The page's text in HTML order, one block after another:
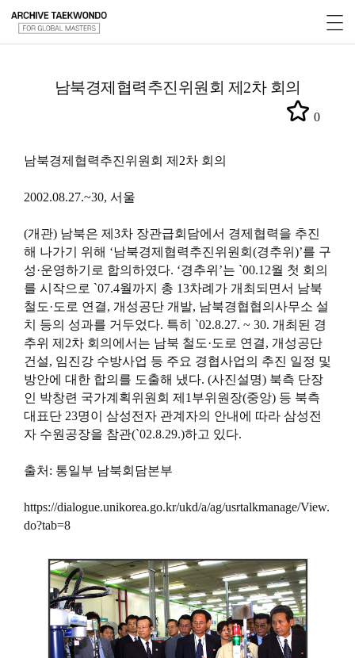
남북경제협력추진위원회 제2차 회의
0
남북경제협력추진위원회 제2차 회의
2002.08.27.~30, 서울
(개관) 남북은 제3차 장관급회담에서 경제협력을 추진
해 나가기 위해 ‘남북경제협력추진위원회(경추위)’를 구
성·운영하기로 합의하였다. ‘경추위’는 `00.12월 첫 회의
를 시작으로 `07.4월까지 총 13차례가 개최되면서 남북
철도·도로 연결, 개성공단 개발, 남북경협협의사무소 설
치 등의 성과를 거두었다. 특히 `02.8.27. ~ 30. 개최된 경
추위 제2차 회의에서는 남북 철도·도로 연결, 개성공단
건설, 임진강 수방사업 등 주요 경협사업의 추진 일정 및
방안에 대한 합의를 도출해 냈다. (사진설명) 북측 단장
인 박창련 국가계획위원회 제1부위원장(중앙) 등 북측
대표단 23명이 삼성전자 관계자의 안내에 따라 삼성전
자 수원공장을 참관(`02.8.29.)하고 있다.
출처: 통일부 남북회담본부
https://dialogue.unikorea.go.kr/ukd/a/ag/usrtalkmanage/View.
do?tab=8